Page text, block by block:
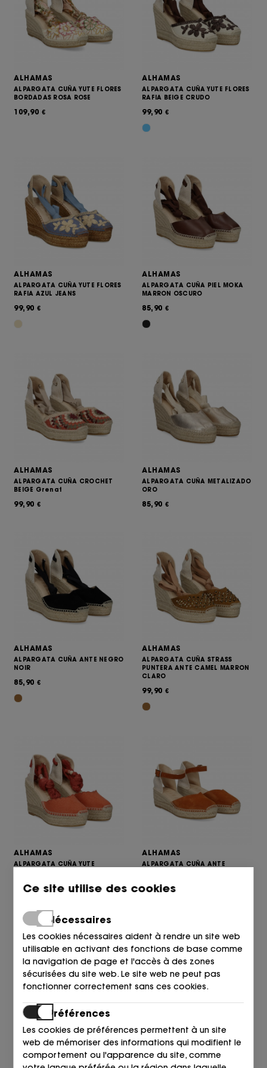
ALHAMAS
ALPARGATA CUÑA YUTE FLORES
BORDADAS ROSA ROSE
109,90 €
ALHAMAS
ALPARGATA CUÑA YUTE FLORES
RAFIA BEIGE CRUDO
99,90 €
ALHAMAS
ALPARGATA CUÑA YUTE FLORES
RAFIA AZUL JEANS
99,90 €
ALHAMAS
ALPARGATA CUÑA PIEL MOKA
MARRON OSCURO
85,90 €
ALHAMAS
ALPARGATA CUÑA CROCHET
BEIGE Grenat
99,90 €
ALHAMAS
ALPARGATA CUÑA METALIZADO
ORO
85,90 €
ALHAMAS
ALPARGATA CUÑA ANTE NEGRO
NOIR
85,90 €
ALHAMAS
ALPARGATA CUÑA STRASS
PUNTERA ANTE CAMEL MARRON
CLARO
99,90 €
ALHAMAS
ALPARGATA CUÑA YUTE
95,90€
ALHAMAS
ALPARGATA CUÑA ANTE
79,90€
ALPARGATA CUÑA YUTE FLORES
ALHAMAS
ALPARGATA CUÑA STRASS
Ce site utilise des cookies
Nécessaires
Les cookies nécessaires aident à rendre un site web
utilisable en activant des fonctions de base comme
la navigation de page et l'accès à des zones
sécurisées du site web. Le site web ne peut pas
fonctionner correctement sans ces cookies.
Préférences
Les cookies de préférences permettent à un site
web de mémoriser des informations qui modifient le
comportement ou l'apparence du site, comme